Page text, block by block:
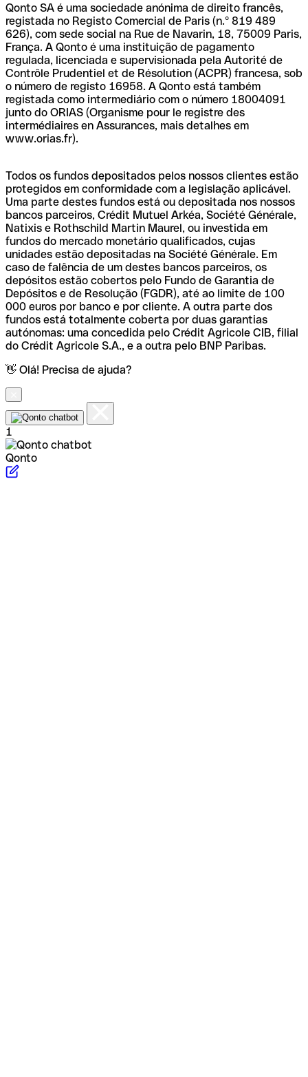
Qonto SA é uma sociedade anónima de direito francês,
registada no Registo Comercial de Paris (n.º 819 489
626), com sede social na Rue de Navarin, 18, 75009 Paris,
França. A Qonto é uma instituição de pagamento
regulada, licenciada e supervisionada pela Autorité de
Contrôle Prudentiel et de Résolution (ACPR) francesa, sob
o número de registo 16958. A Qonto está também
registada como intermediário com o número 18004091
junto do ORIAS (Organisme pour le registre des
intermédiaires en Assurances, mais detalhes em
www.orias.fr).
Todos os fundos depositados pelos nossos clientes estão
protegidos em conformidade com a legislação aplicável.
Uma parte destes fundos está ou depositada nos nossos
bancos parceiros, Crédit Mutuel Arkéa, Société Générale,
Natixis e Rothschild Martin Maurel, ou investida em
fundos do mercado monetário qualificados, cujas
unidades estão depositadas na Société Générale. Em
caso de falência de um destes bancos parceiros, os
depósitos estão cobertos pelo Fundo de Garantia de
Depósitos e de Resolução (FGDR), até ao limite de 100
000 euros por banco e por cliente. A outra parte dos
fundos está totalmente coberta por duas garantias
autónomas: uma concedida pelo Crédit Agricole CIB, filial
do Crédit Agricole S.A., e a outra pelo BNP Paribas.
👋 Olá! Precisa de ajuda?
1
Qonto